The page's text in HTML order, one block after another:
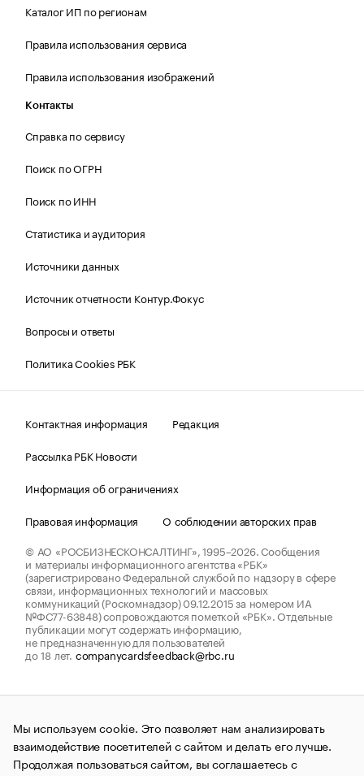
Каталог ИП по регионам
Правила использования сервиса
Правила использования изображений
Контакты
Справка по сервису
Поиск по ОГРН
Поиск по ИНН
Статистика и аудитория
Источники данных
Источник отчетности Контур.Фокус
Вопросы и ответы
Политика Cookies РБК
Контактная информация
Редакция
Рассылка РБК Новости
Информация об ограничениях
Правовая информация
О соблюдении авторских прав
© АО «РОСБИЗНЕСКОНСАЛТИНГ»,1995–2026.Сообщения
и материалы информационного агентства «РБК»
(зарегистрировано Федеральной службой по надзору в сфере
связи, информационных технологий и массовых
коммуникаций (Роскомнадзор) 09.12.2015 за номером ИА
№ФС77-63848) сопровождаются пометкой «РБК». Отдельные
публикации могут содержать информацию,
не предназначенную для пользователей
до 18 лет. companycardsfeedback@rbc.ru
Мы используем cookie. Это позволяет нам анализировать
взаимодействие посетителей с сайтом и делать его лучше.
Продолжая пользоваться сайтом, вы соглашаетесь с